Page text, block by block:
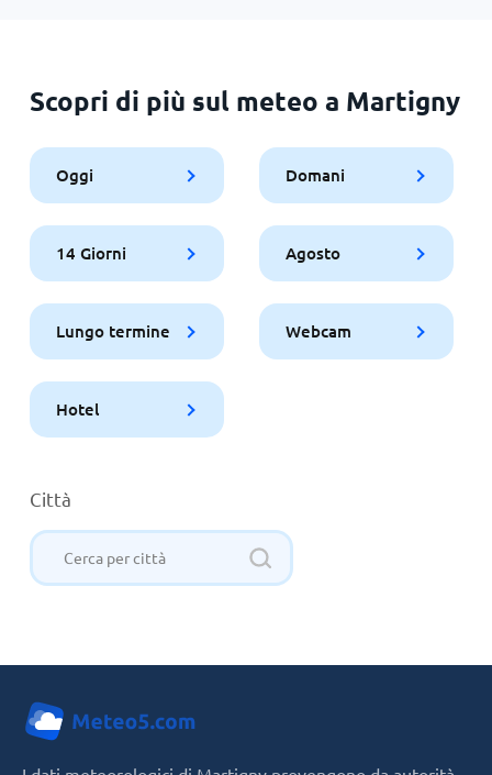
Scopri di più sul meteo a Martigny
Oggi Domani
14 Giorni Agosto
Lungo termine Webcam
Hotel
Città